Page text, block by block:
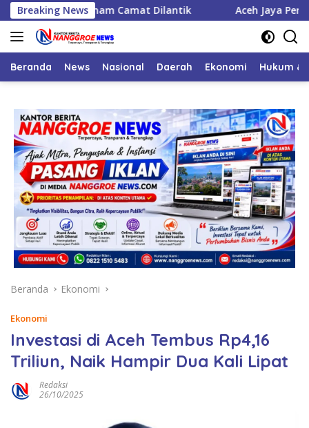
Langsung
ke
konten
Breaking News
Enam Camat Dilantik Aceh Jaya Peroleh
Beranda News Nasional Daerah Ekonomi Hukum &
Beranda Ekonomi
Ekonomi
Investasi di Aceh Tembus Rp4,16
Triliun, Naik Hampir Dua Kali Lipat
Redaksi
26/10/2025